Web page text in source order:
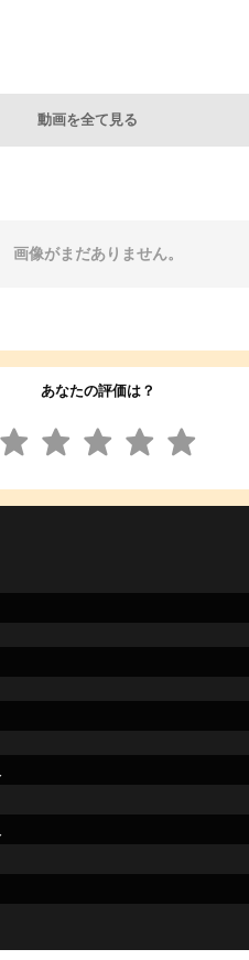
動画を全て見る
画像がまだありません。
あなたの評価は？